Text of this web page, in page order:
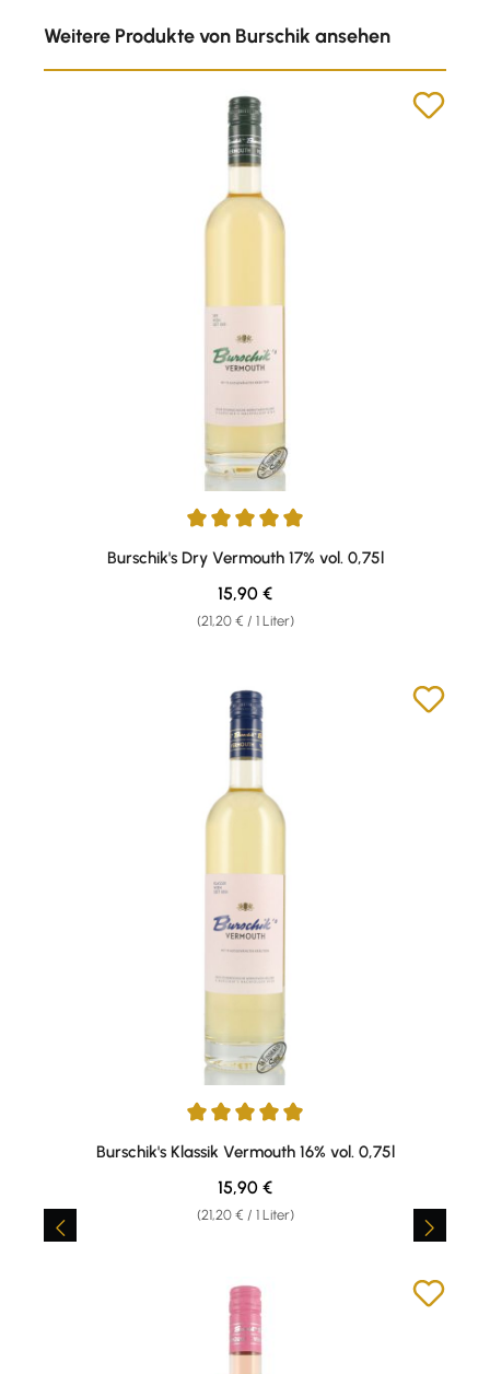
Weitere Produkte von Burschik ansehen
Durchschnittliche Bewertung von 5 von 5 Sternen
Burschik's Dry Vermouth 17% vol. 0,75l
(21,20 € / 1 Liter)
Regulärer Preis:
15,90 €
Durchschnittliche Bewertung von 5 von 5 Sternen
Burschik's Klassik Vermouth 16% vol. 0,75l
(21,20 € / 1 Liter)
Regulärer Preis:
15,90 €